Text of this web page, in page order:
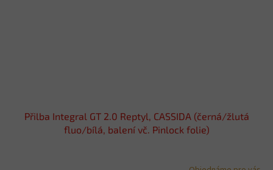
Přilba Integral GT 2.0 Reptyl, CASSIDA (černá/žlutá
fluo/bílá, balení vč. Pinlock folie)